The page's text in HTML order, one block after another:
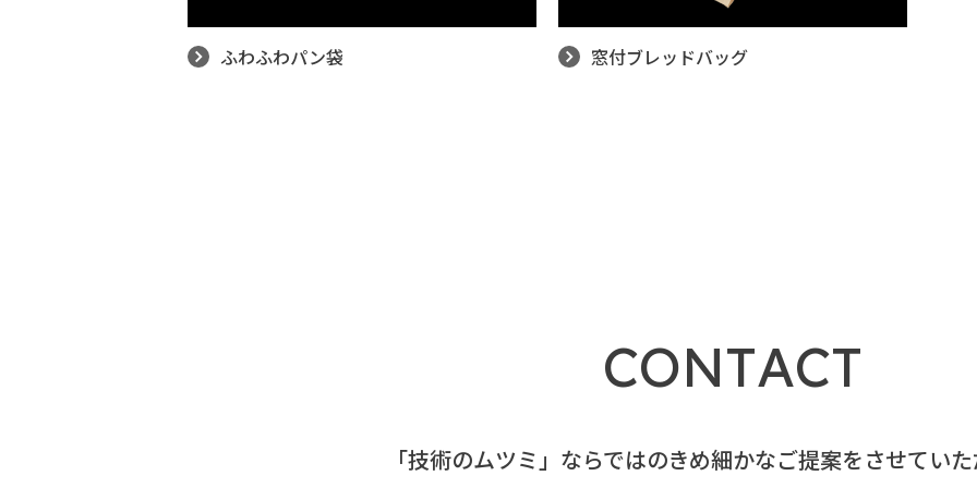
ふわふわパン袋 窓付ブレッドバッグ
CONTACT
「技術のムツミ」ならではのきめ細かなご提案をさせていた